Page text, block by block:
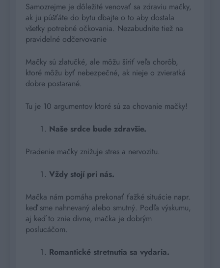
Samozrejme je dôležité venovať sa zdraviu mačky,
ak ju púšťáte do bytu dbajte o to aby dostala
všetky potrebné očkovania. Nezabudnite tiež na
pravidelné odčervovanie
Mačky sú zlatučké, ale môžu šíriť veľa chorôb,
ktoré môžu byť nebezpečné, ak nieje o zvieratká
dobre postarané.
Tu je 10 argumentov ktoré sú za chovanie mačky!
Naše srdce bude zdravšie.
Pradenie mačky znižuje stres a nervozitu.
Vždy stojí pri nás.
Mačka nám pomáha prekonať ťažké situácie napr.
keď sme nahnevaný alebo smutný. Podľa výskumu,
aj keď to znie divne, mačka je dobrým
poslucáčom.
Romantické stretnutia sa vydaria.